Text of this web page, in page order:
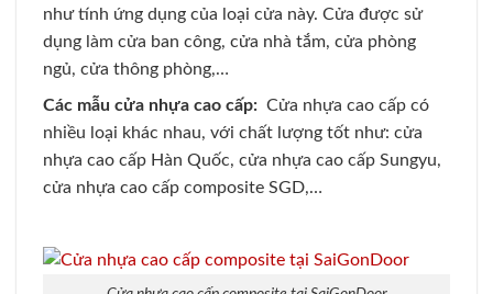
như tính ứng dụng của loại cửa này. Cửa được sử
dụng làm cửa ban công, cửa nhà tắm, cửa phòng
ngủ, cửa thông phòng,…
Các mẫu cửa nhựa cao cấp: Cửa nhựa cao cấp có
nhiều loại khác nhau, với chất lượng tốt như: cửa
nhựa cao cấp Hàn Quốc, cửa nhựa cao cấp Sungyu,
cửa nhựa cao cấp composite SGD,…